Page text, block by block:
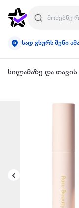
სად გსურს შენი
სილამაზე და